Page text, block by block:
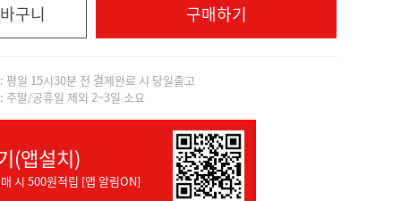
구니 구매하기
평일 15시30분 전 결제완료 시 당일출고
주말/공휴일 제외 2~3일 소요
(앱설치)
시 500원적립 [앱 알림ON]